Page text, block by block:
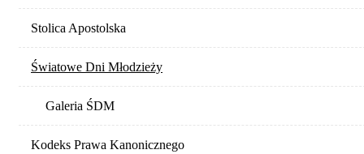
Stolica Apostolska
Światowe Dni Młodzieży
Galeria ŚDM
Kodeks Prawa Kanonicznego